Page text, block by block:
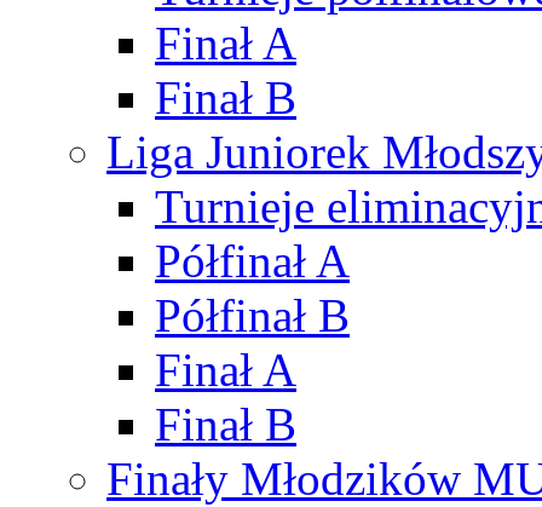
Finał A
Finał B
Liga Juniorek
Turnieje
Półfinał A
Półfinał B
Finał A
Finał B
Finały Młodzików